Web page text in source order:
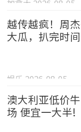
加拿大 2026-08-05
越传越疯！周
大瓜，扒完时
娱乐 2026-08-05
澳大利亚低价
场 便宜一大半!